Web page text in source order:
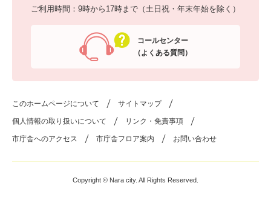
ご利用時間：9時から17時まで（土日祝・年末年始を除く）
コールセンター
（よくある質問）
このホームページについて サイトマップ
個人情報の取り扱いについて リンク・免責事項
市庁舎へのアクセス 市庁舎フロア案内 お問い合わせ
Copyright © Nara city. All Rights Reserved.